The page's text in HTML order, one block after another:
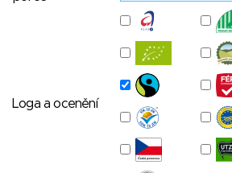
Loga a ocenění